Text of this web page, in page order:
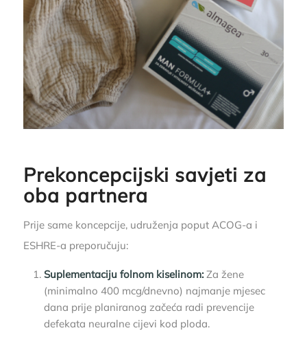
Prekoncepcijski savjeti za
oba partnera
Prije same koncepcije, udruženja poput ACOG-a i
ESHRE-a preporučuju:
Suplementaciju folnom kiselinom:Za žene
(minimalno 400 mcg/dnevno) najmanje mjesec
dana prije planiranog začeća radi prevencije
defekata neuralne cijevi kod ploda.